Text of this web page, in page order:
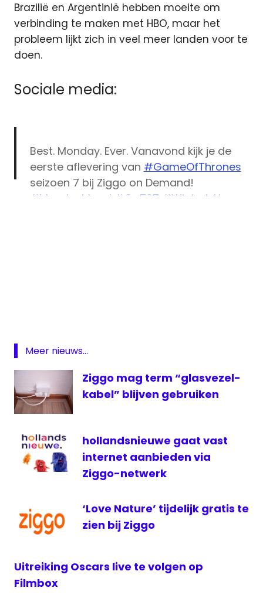
Brazilië en Argentinië hebben moeite om
verbinding te maken met HBO, maar het
probleem lijkt zich in veel meer landen voor te
doen.
Sociale media:
Best. Monday. Ever. Vanavond kijk je de
eerste aflevering van #GameOfThrones
seizoen 7 bij Ziggo on Demand!
#MondayMood #GoTS7 #WinterIsHere
en
Series
nieuw
seizoen
GOT
Game
of
Thrones
Meer nieuws...
Ziggo mag term “glasvezel-
kabel” blijven gebruiken
hollandsnieuwe gaat vast
internet aanbieden via
Ziggo-netwerk
‘Love Nature’ tijdelijk gratis te
zien bij Ziggo
Uitreiking Oscars live te volgen op
Filmbox